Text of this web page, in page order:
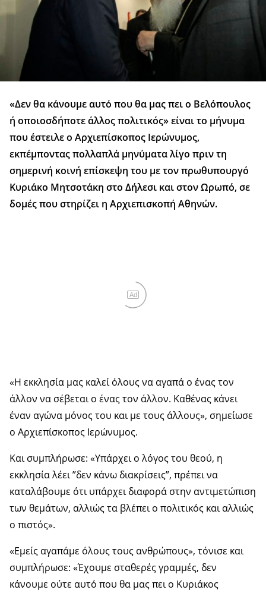
«Δεν θα κάνουμε αυτό που θα μας πει ο Βελόπουλος
ή οποιοσδήποτε άλλος πολιτικός» είναι το μήνυμα
που έστειλε ο Αρχιεπίσκοπος Ιερώνυμος,
εκπέμποντας πολλαπλά μηνύματα λίγο πριν τη
σημερινή κοινή επίσκεψη του με τον πρωθυπουργό
Κυριάκο Μητσοτάκη στο Δήλεσι και στον Ωρωπό, σε
δομές που στηρίζει η Αρχιεπισκοπή Αθηνών.
Ad
«Η εκκλησία μας καλεί όλους να αγαπά ο ένας τον
άλλον να σέβεται ο ένας τον άλλον. Καθένας κάνει
έναν αγώνα μόνος του και με τους άλλους», σημείωσε
ο Αρχιεπίσκοπος Ιερώνυμος.
Και συμπλήρωσε: «Υπάρχει ο λόγος του θεού, η
εκκλησία λέει ”δεν κάνω διακρίσεις”, πρέπει να
καταλάβουμε ότι υπάρχει διαφορά στην αντιμετώπιση
των θεμάτων, αλλιώς τα βλέπει ο πολιτικός και αλλιώς
ο πιστός».
«Εμείς αγαπάμε όλους τους ανθρώπους», τόνισε και
συμπλήρωσε: «Έχουμε σταθερές γραμμές, δεν
κάνουμε ούτε αυτό που θα μας πει ο Κυριάκος